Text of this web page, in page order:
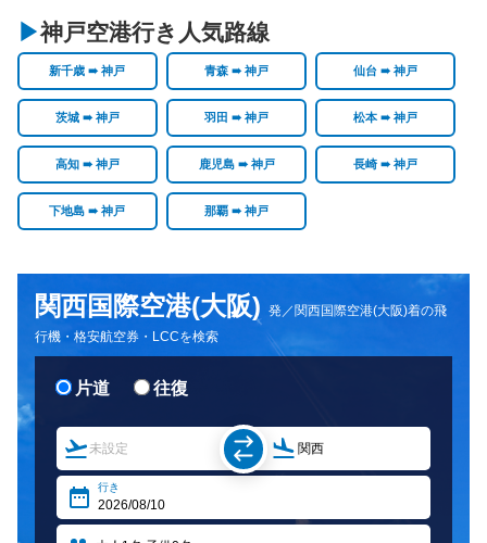
神戸空港行き人気路線
新千歳 ➠ 神戸 青森 ➠ 神戸 仙台 ➠ 神戸
茨城 ➠ 神戸 羽田 ➠ 神戸 松本 ➠ 神戸
高知 ➠ 神戸 鹿児島 ➠ 神戸 長崎 ➠ 神戸
下地島 ➠ 神戸 那覇 ➠ 神戸
関西国際空港(大阪) 関西国際空港(大阪)